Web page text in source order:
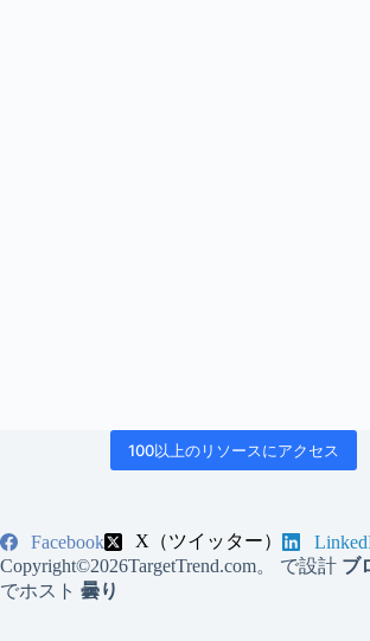
100以上のリソースにアクセス
Facebook X（ツイッター）
Copyright©2026TargetTrend.com。 で設計 ブ
でホスト 曇り